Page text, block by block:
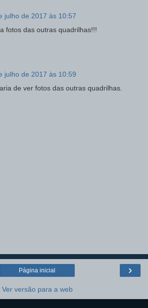
julho de 2017 às 10:57
fotos das outras quadrilhas!!!
julho de 2017 às 10:59
de ver fotos das outras quadrilhas.
›
Página inicial
Ver versão para a web